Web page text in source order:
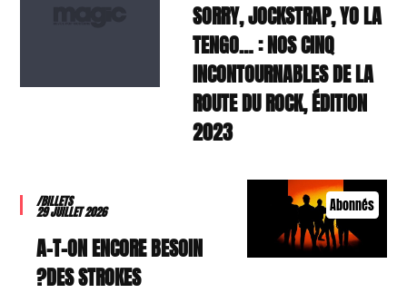
SORRY, JOCKSTRAP, YO LA
TENGO… : NOS CINQ
INCONTOURNABLES DE LA
ROUTE DU ROCK, ÉDITION
2023
Abonnés
/BILLETS
29 JUILLET 2026
A-T-ON ENCORE BESOIN
DES STROKES?